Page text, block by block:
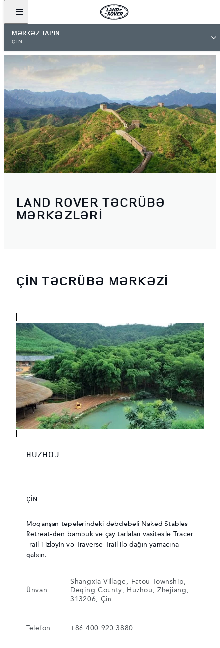
MƏRKƏZ TAPIN
ÇİN
LAND ROVER TƏCRÜBƏ
MƏRKƏZLƏRİ
ÇİN TƏCRÜBƏ MƏRKƏZİ
HUZHOU
ÇIN
Moqanşan təpələrindəki dəbdəbəli Naked Stables
Retreat-dən bambuk və çay tarlaları vasitəsilə Tracer
Trail-i izləyin və Traverse Trail ilə dağın yamacına
qalxın.
Ünvan
Shangxia Village, Fatou Township,
Deqing County, Huzhou, Zhejiang,
313206, Çin
Telefon +86 400 920 3880